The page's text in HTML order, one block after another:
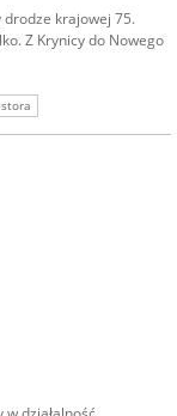
drodze krajowej 75.
Z Krynicy do Nowego